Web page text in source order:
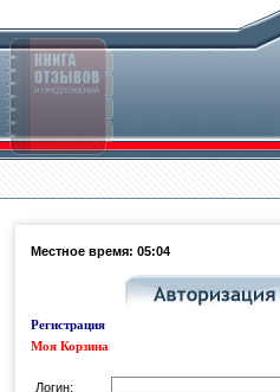
Местное время: 05:04
Регистрация
Моя Корзина
Логин: